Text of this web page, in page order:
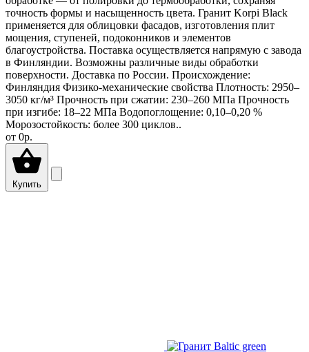
точность формы и насыщенность цвета. Гранит Korpi Black
применяется для облицовки фасадов, изготовления плит
мощения, ступеней, подоконников и элементов
благоустройства. Поставка осуществляется напрямую с завода
в Финляндии. Возможны различные виды обработки
поверхности. Доставка по России. Происхождение:
Финляндия Физико-механические свойства Плотность: 2950–
3050 кг/м³ Прочность при сжатии: 230–260 МПа Прочность
при изгибе: 18–22 МПа Водопоглощение: 0,10–0,20 %
Морозостойкость: более 300 циклов..
от 0р.
Купить